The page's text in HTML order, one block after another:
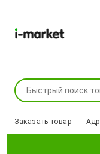
Заказать товар